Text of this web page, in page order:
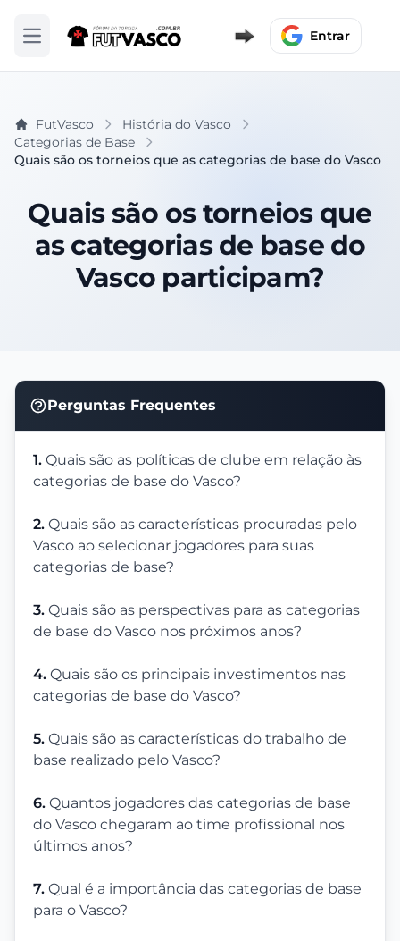
Abrir menu Entrar
FutVasco
História do Vasco
Categorias de Base
Quais são os torneios que as categorias de base do Vasco
Quais são os torneios que
as categorias de base do
Vasco participam?
Perguntas Frequentes
1. Quais são as políticas de clube em relação às
categorias de base do Vasco?
2. Quais são as características procuradas pelo
Vasco ao selecionar jogadores para suas
categorias de base?
3. Quais são as perspectivas para as categorias
de base do Vasco nos próximos anos?
4. Quais são os principais investimentos nas
categorias de base do Vasco?
5. Quais são as características do trabalho de
base realizado pelo Vasco?
6. Quantos jogadores das categorias de base
do Vasco chegaram ao time profissional nos
últimos anos?
7. Qual é a importância das categorias de base
para o Vasco?